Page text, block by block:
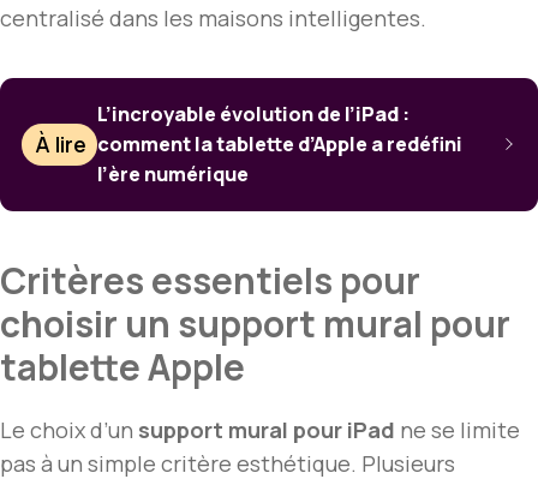
centralisé dans les maisons intelligentes.
À lire
L’incroyable évolution de l’iPad :
comment la tablette d’Apple a redéfini
l’ère numérique
Critères essentiels pour
choisir un support mural pour
tablette Apple
Le choix d’un support mural pour iPad ne se limite
pas à un simple critère esthétique. Plusieurs